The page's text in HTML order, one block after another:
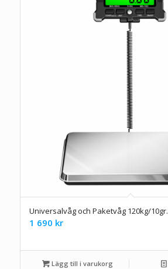
Universalvåg och Paketvåg 120kg/10gr.
1 690 kr
Lägg till i varukorg